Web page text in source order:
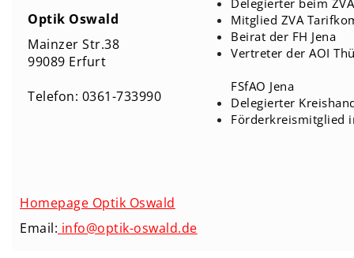
Optik Oswald
Mainzer Str.38
99089 Erfurt
Telefon: 0361-733990
Delegierter beim ZVA
Mitglied ZVA
Beirat der FH Jena
Vertreter der AOI
FSfAO Jena
Delegierter
Förderkreismitglied
Homepage Optik Oswald
Email: info@optik-oswald.de